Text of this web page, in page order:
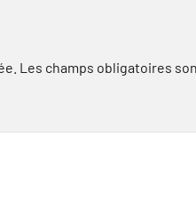
Les champs obligatoires